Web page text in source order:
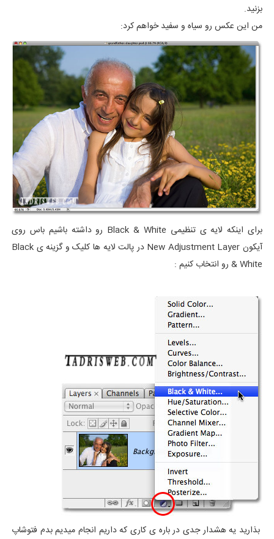
بزنید.
من این عکس رو سیاه و سفید خواهم کرد:
برای اینکه لایه ی تنظیمی Black & White رو داشته باشیم باس روی
آیکون New Adjustment Layer در پالت لایه ها کلیک و گزینه ی Black
& White رو انتخاب کنیم :
بذارید یه هشدار جدی در باره ی کاری که داریم انجام میدیم بدم فتوشاپ